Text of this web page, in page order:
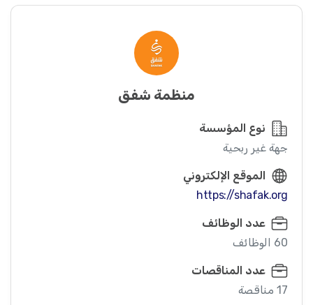
منظمة شفق
نوع المؤسسة
جهة غير ربحية
الموقع الإلكتروني
https://shafak.org
عدد الوظائف
60 الوظائف
عدد المناقصات
17 مناقصة